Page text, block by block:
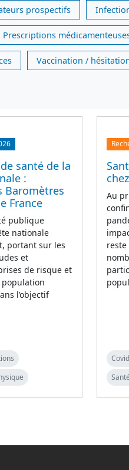
prospectifs
Prescriptions
Vaccination /
santé de la
:
Baromètres
France
publique
nationale
portant sur les
et
de risque et
population
l’objectif
Au